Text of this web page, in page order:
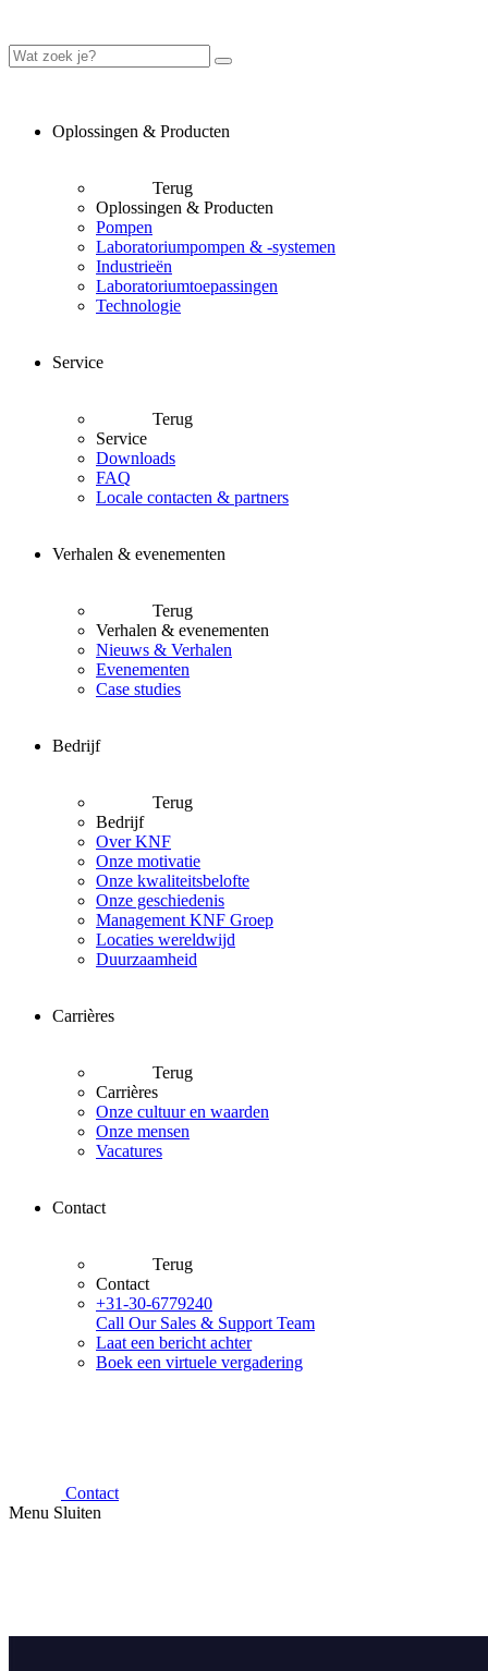
Oplossingen & Producten
Terug
Oplossingen & Producten
Pompen
Laboratoriumpompen & -systemen
Industrieën
Laboratoriumtoepassingen
Technologie
Service
Terug
Service
Downloads
FAQ
Locale contacten & partners
Verhalen & evenementen
Terug
Verhalen & evenementen
Nieuws & Verhalen
Evenementen
Case studies
Bedrijf
Terug
Bedrijf
Over KNF
Onze motivatie
Onze kwaliteitsbelofte
Onze geschiedenis
Management KNF Groep
Locaties wereldwijd
Duurzaamheid
Carrières
Terug
Carrières
Onze cultuur en waarden
Onze mensen
Vacatures
Contact
Terug
Contact
+31-30-6779240
Call Our Sales & Support Team
Laat een bericht achter
Boek een virtuele vergadering
Contact
Menu Sluiten